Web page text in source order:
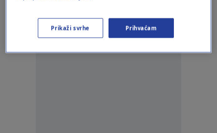
Oglas
Prikaži svrhe Prihvaćam